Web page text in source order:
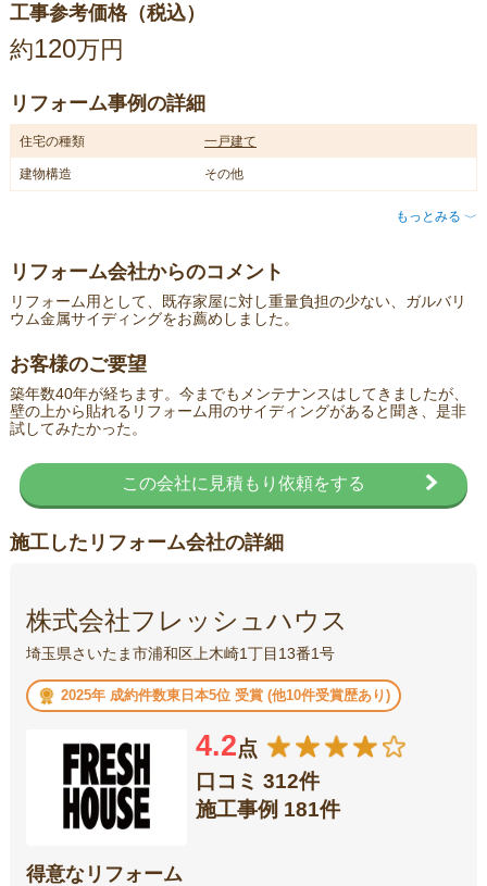
工事参考価格（税込）
約120万円
リフォーム事例の詳細
住宅の種類 一戸建て
建物構造 その他
もっとみる 〈
リフォーム会社からのコメント
リフォーム用として、既存家屋に対し重量負担の少ない、ガルバリ
ウム金属サイディングをお薦めしました。
お客様のご要望
築年数40年が経ちます。今までもメンテナンスはしてきましたが、
壁の上から貼れるリフォーム用のサイディングがあると聞き、是非
試してみたかった。
この会社に見積もり依頼をする
施工したリフォーム会社の詳細
株式会社フレッシュハウス
埼玉県さいたま市浦和区上木崎1丁目13番1号
2025年 成約件数東日本5位 受賞 (他10件受賞歴あり)
4.2点
口コミ 312件
施工事例 181件
得意なリフォーム